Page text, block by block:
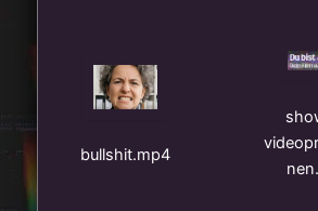
bullshit.mp4